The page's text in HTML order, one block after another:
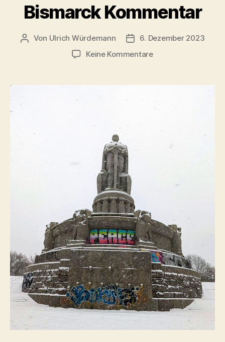
Bismarck Kommentar
Beitragsautor
Von Ulrich Würdemann Beitragsdatum
6. Dezember 2023
Keine Kommentarezu